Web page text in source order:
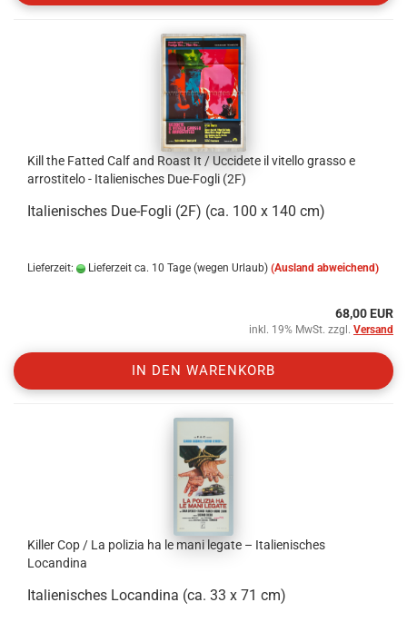
Kill the Fatted Calf and Roast It / Uccidete il vitello grasso e
arrostitelo - Italienisches Due-Fogli (2F)
Italienisches Due-Fogli (2F) (ca. 100 x 140 cm)
Lieferzeit: Lieferzeit ca. 10 Tage (wegen Urlaub) (Ausland abweichend)
68,00 EUR
inkl. 19% MwSt. zzgl. Versand
IN DEN WARENKORB
Killer Cop / La polizia ha le mani legate – Italienisches
Locandina
Italienisches Locandina (ca. 33 x 71 cm)